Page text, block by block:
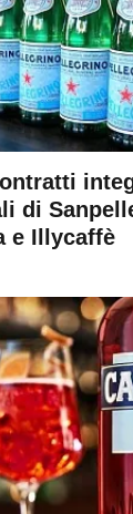
di
e Illycaffè